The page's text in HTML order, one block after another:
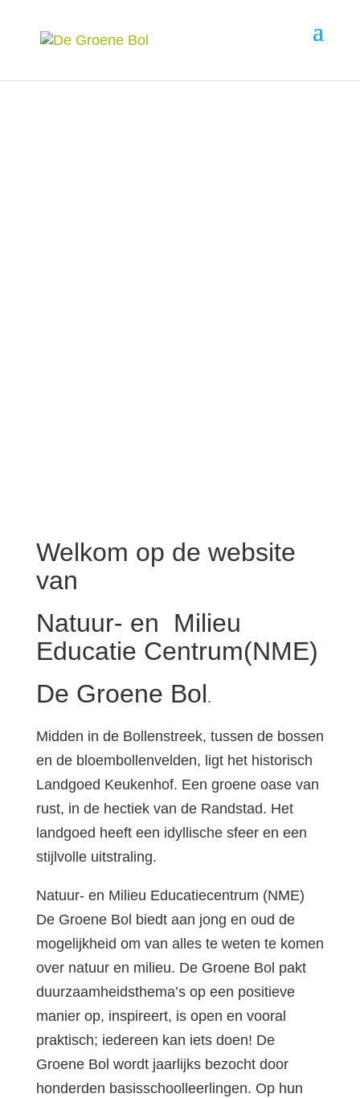
Welkom op de website
van
Natuur- en Milieu
Educatie Centrum(NME)
De Groene Bol.
Midden in de Bollenstreek, tussen de bossen
en de bloembollenvelden, ligt het historisch
Landgoed Keukenhof. Een groene oase van
rust, in de hectiek van de Randstad. Het
landgoed heeft een idyllische sfeer en een
stijlvolle uitstraling.
Natuur- en Milieu Educatiecentrum (NME)
De Groene Bol biedt aan jong en oud de
mogelijkheid om van alles te weten te komen
over natuur en milieu. De Groene Bol pakt
duurzaamheidsthema’s op een positieve
manier op, inspireert, is open en vooral
praktisch; iedereen kan iets doen! De
Groene Bol wordt jaarlijks bezocht door
honderden basisschoolleerlingen. Op hun